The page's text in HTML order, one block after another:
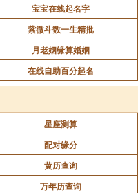
宝宝在线起名字
紫微斗数一生精批
月老姻缘算婚姻
在线自助百分起名
星座测算
配对缘分
黄历查询
万年历查询